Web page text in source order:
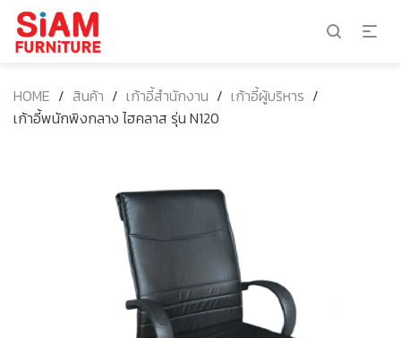
HOME / สินค้า / เก้าอี้สำนักงาน / เก้าอี้ผู้บริหาร /
เก้าอี้พนักพิงกลาง ไฮคลาส รุ่น N120